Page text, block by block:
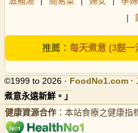
|
推薦： 每天煮意 (3餸一
©1999 to 2026 · FoodNo1.com ·
煮意永遠新鮮。」
健康資源合作 ：本站食療之健康指